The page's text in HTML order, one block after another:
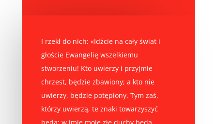
I rzekł do nich: «Idźcie na cały świat i
głoście Ewangelię wszelkiemu
stworzeniu! Kto uwierzy i przyjmie
chrzest, będzie zbawiony; a kto nie
uwierzy, będzie potępiony. Tym zaś,
którzy uwierzą, te znaki towarzyszyć